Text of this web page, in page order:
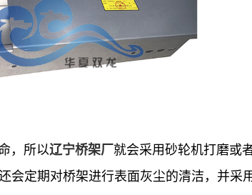
，所以辽宁桥架厂就会采用砂轮机打磨或
定期对桥架进行表面灰尘的清洁，并